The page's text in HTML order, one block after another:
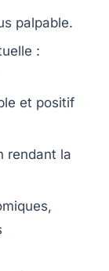
palpable.
:
et positif
rendant la
,